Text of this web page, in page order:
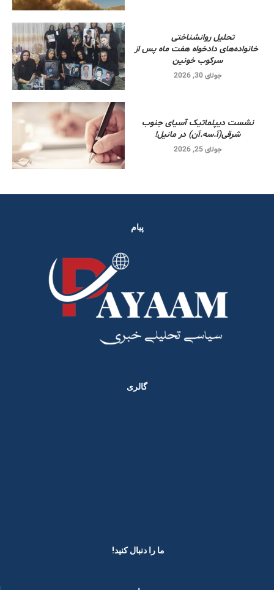
تحلیل روانشناختی
خانواده‌های دادخواه هفت ماه پس از
سرکوب خونین
جولای 30, 2026
نشست دیپلماتیک آسیای جنوب
شرقی‌(آ.سه.آن) در مانیل!
جولای 25, 2026
پیام
گالری
ما را دنبال کنید! ​